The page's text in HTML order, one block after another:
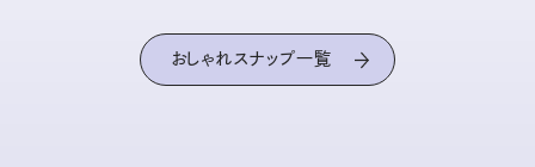
おしゃれスナップ一覧